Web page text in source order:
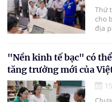
Thứ
cho
địa
hóa
"Nền kinh tế bạc" có
tăng trưởng mới của